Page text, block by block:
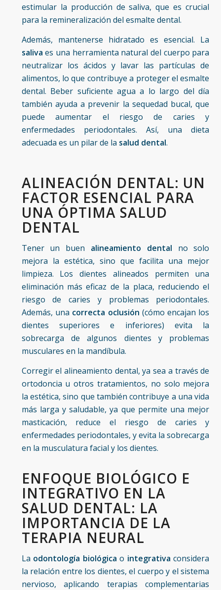
estimular la producción de saliva, que es crucial
para la remineralización del esmalte dental.
Además, mantenerse hidratado es esencial. La
saliva es una herramienta natural del cuerpo para
neutralizar los ácidos y lavar las partículas de
alimentos, lo que contribuye a proteger el esmalte
dental. Beber suficiente agua a lo largo del día
también ayuda a prevenir la sequedad bucal, que
puede aumentar el riesgo de caries y
enfermedades periodontales. Así, una dieta
adecuada es un pilar de la salud dental.
ALINEACIÓN DENTAL: UN
FACTOR ESENCIAL PARA
UNA ÓPTIMA SALUD
DENTAL
Tener un buen alineamiento dental no solo
mejora la estética, sino que facilita una mejor
limpieza. Los dientes alineados permiten una
eliminación más eficaz de la placa, reduciendo el
riesgo de caries y problemas periodontales.
Además, una correcta oclusión (cómo encajan los
dientes superiores e inferiores) evita la
sobrecarga de algunos dientes y problemas
musculares en la mandíbula.
Corregir el alineamiento dental, ya sea a través de
ortodoncia u otros tratamientos, no solo mejora
la estética, sino que también contribuye a una vida
más larga y saludable, ya que permite una mejor
masticación, reduce el riesgo de caries y
enfermedades periodontales, y evita la sobrecarga
en la musculatura facial y los dientes.
ENFOQUE BIOLÓGICO E
INTEGRATIVO EN LA
SALUD DENTAL: LA
IMPORTANCIA DE LA
TERAPIA NEURAL
La odontología biológica o integrativa considera
la relación entre los dientes, el cuerpo y el sistema
nervioso, aplicando terapias complementarias